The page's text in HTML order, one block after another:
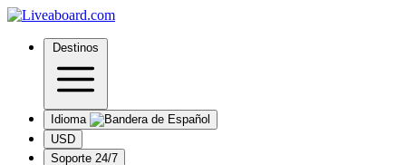
Destinos
Idioma
USD
Soporte 24/7